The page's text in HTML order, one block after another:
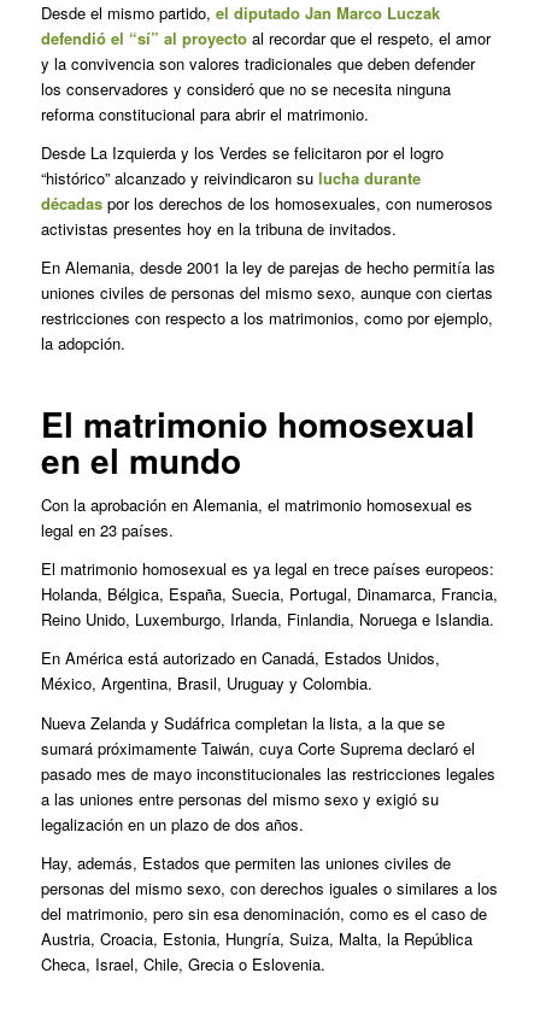
Desde el mismo partido, el diputado Jan Marco Luczak
defendió el “sí” al proyecto al recordar que el respeto, el amor
y la convivencia son valores tradicionales que deben defender
los conservadores y consideró que no se necesita ninguna
reforma constitucional para abrir el matrimonio.
Desde La Izquierda y los Verdes se felicitaron por el logro
“histórico” alcanzado y reivindicaron su lucha durante
décadaspor los derechos de los homosexuales, con numerosos
activistas presentes hoy en la tribuna de invitados.
En Alemania, desde 2001 la ley de parejas de hecho permitía las
uniones civiles de personas del mismo sexo, aunque con ciertas
restricciones con respecto a los matrimonios, como por ejemplo,
la adopción.
El matrimonio homosexual
en el mundo
Con la aprobación en Alemania, el matrimonio homosexual es
legal en 23 países.
El matrimonio homosexual es ya legal en trece países europeos:
Holanda, Bélgica, España, Suecia, Portugal, Dinamarca, Francia,
Reino Unido, Luxemburgo, Irlanda, Finlandia, Noruega e Islandia.
En América está autorizado en Canadá, Estados Unidos,
México, Argentina, Brasil, Uruguay y Colombia.
Nueva Zelanda y Sudáfrica completan la lista, a la que se
sumará próximamente Taiwán, cuya Corte Suprema declaró el
pasado mes de mayo inconstitucionales las restricciones legales
a las uniones entre personas del mismo sexo y exigió su
legalización en un plazo de dos años.
Hay, además, Estados que permiten las uniones civiles de
personas del mismo sexo, con derechos iguales o similares a los
del matrimonio, pero sin esa denominación, como es el caso de
Austria, Croacia, Estonia, Hungría, Suiza, Malta, la República
Checa, Israel, Chile, Grecia o Eslovenia.